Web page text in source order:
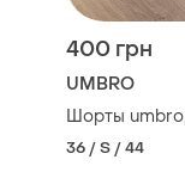
400 грн
UMBRO
Шорты
36 / S / 44